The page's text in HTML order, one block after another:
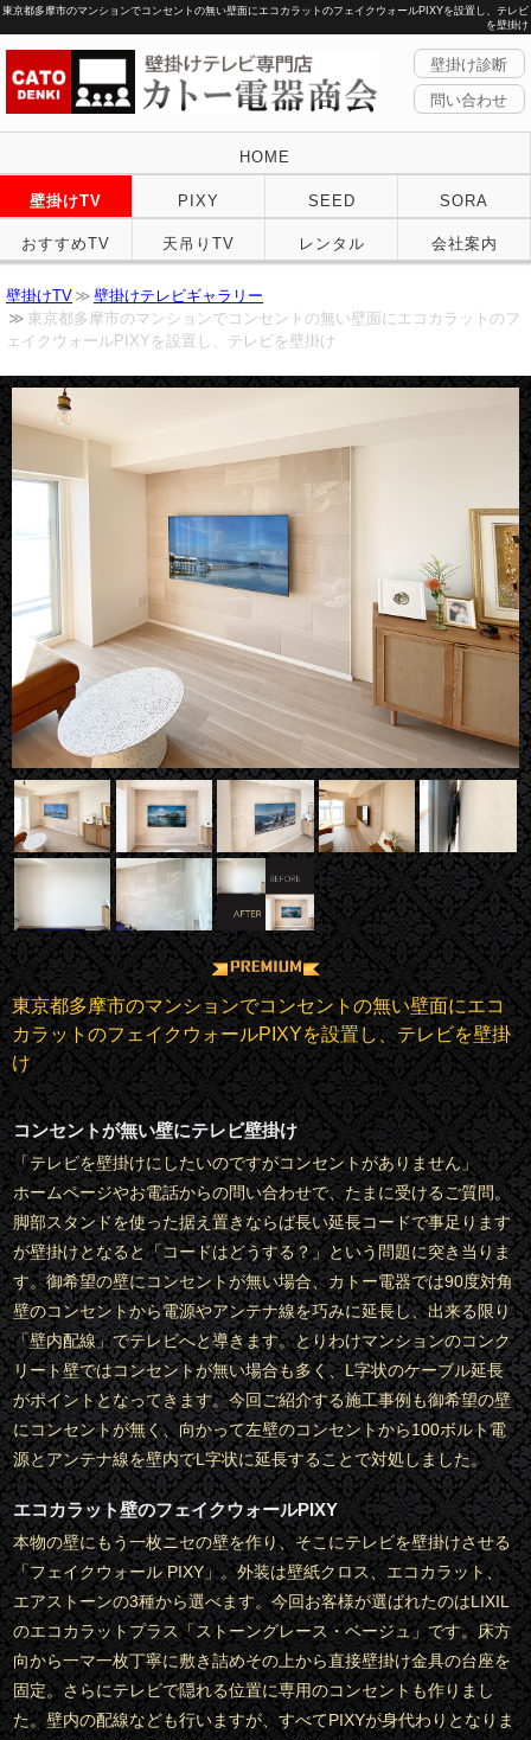
東京都多摩市のマンションでコンセントの無い壁面にエコカラットのフェイクウォールPIXYを設置し、テレビ
を壁掛け
壁掛け診断
問い合わせ
HOME
壁掛けTV PIXY SEED SORA
おすすめTV 天吊りTV レンタル 会社案内
壁掛けTV
壁掛けテレビギャラリー
東京都多摩市のマンションでコンセントの無い壁面にエコカラットのフ
ェイクウォールPIXYを設置し、テレビを壁掛け
東京都多摩市のマンションでコンセントの無い壁面にエコ
カラットのフェイクウォールPIXYを設置し、テレビを壁掛
け
コンセントが無い壁にテレビ壁掛け
「テレビを壁掛けにしたいのですがコンセントがありません」
ホームページやお電話からの問い合わせで、たまに受けるご質問。
脚部スタンドを使った据え置きならば長い延長コードで事足ります
が壁掛けとなると「コードはどうする？」という問題に突き当りま
す。御希望の壁にコンセントが無い場合、カトー電器では90度対角
壁のコンセントから電源やアンテナ線を巧みに延長し、出来る限り
「壁内配線」でテレビへと導きます。とりわけマンションのコンク
リート壁ではコンセントが無い場合も多く、L字状のケーブル延長
がポイントとなってきます。今回ご紹介する施工事例も御希望の壁
にコンセントが無く、向かって左壁のコンセントから100ボルト電
源とアンテナ線を壁内でL字状に延長することで対処しました。
エコカラット壁のフェイクウォールPIXY
本物の壁にもう一枚ニセの壁を作り、そこにテレビを壁掛けさせる
「フェイクウォール PIXY」。外装は壁紙クロス、エコカラット、
エアストーンの3種から選べます。今回お客様が選ばれたのはLIXIL
のエコカラットプラス「ストーングレース・ベージュ」です。床方
向から一マ一枚丁寧に敷き詰めその上から直接壁掛け金具の台座を
固定。さらにテレビで隠れる位置に専用のコンセントも作りまし
た。壁内の配線なども行いますが、すべてPIXYが身代わりとなりま